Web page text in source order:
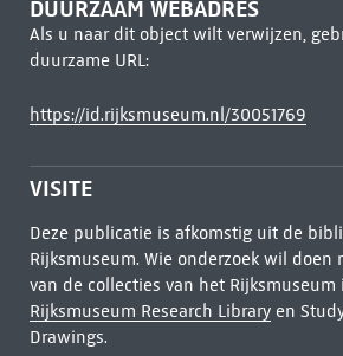
DUURZAAM WEBADRES
Als u naar dit object wilt verwijzen,
duurzame URL:
https://id.rijksmuseum.nl/30051769
VISITE
Deze publicatie is afkomstig uit de
Rijksmuseum. Wie onderzoek wil doen
van de collecties van het
Rijksmuseum Research Libraryen
Drawings.